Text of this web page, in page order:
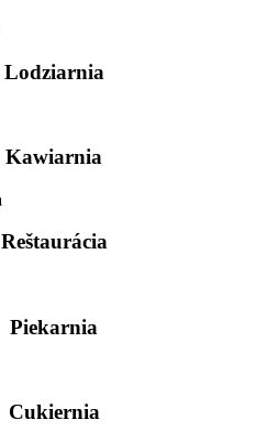
Lodziarnia
Kawiarnia
Reštaurácia
Piekarnia
Cukiernia